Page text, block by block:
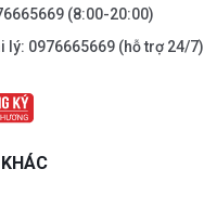
(8:00-20:00)
lý: 0976665669 (hỗ trợ 24/7)